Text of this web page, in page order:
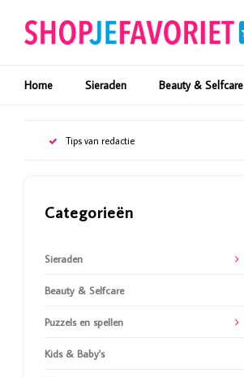
Home Sieraden Beauty & Selfcare
Tips van redactie
Categorieën
Sieraden
Beauty & Selfcare
Puzzels en spellen
Kids & Baby's